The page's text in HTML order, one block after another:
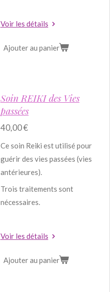
Voir les détails
Ajouter au panier
Soin REIKI des Vies
passées
40,00 €
Ce soin Reiki est utilisé pour
guérir des vies passées (vies
antérieures).
Trois traitements sont
nécessaires.
Voir les détails
Ajouter au panier